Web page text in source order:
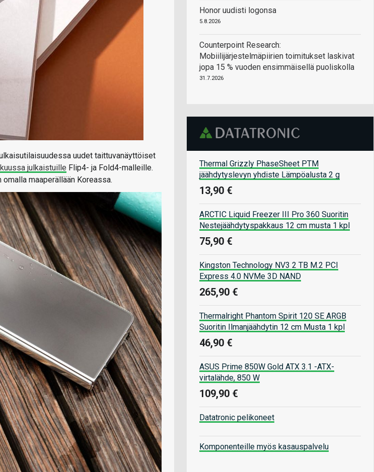
uudet taittuvanäyttöiset
julkaistuille Flip4- ja Fold4-malleille.
maaperällään Koreassa.
Honor uudisti logonsa
5.8.2026
Counterpoint Research:
Mobiilijärjestelmäpiirien toimitukset laskivat
jopa 15 % vuoden ensimmäisellä puoliskolla
31.7.2026
Thermal Grizzly PhaseSheet PTM
jäähdytyslevyn yhdiste Lämpöalusta 2 g
13,90 €
ARCTIC Liquid Freezer III Pro 360 Suoritin
Nestejäähdytyspakkaus 12 cm musta 1 kpl
75,90 €
Kingston Technology NV3 2 TB M.2 PCI
Express 4.0 NVMe 3D NAND
265,90 €
Thermalright Phantom Spirit 120 SE ARGB
Suoritin Ilmanjäähdytin 12 cm Musta 1 kpl
46,90 €
ASUS Prime 850W Gold ATX 3.1 -ATX-
virtalähde, 850 W
109,90 €
Datatronic pelikoneet
Komponenteille myös kasauspalvelu